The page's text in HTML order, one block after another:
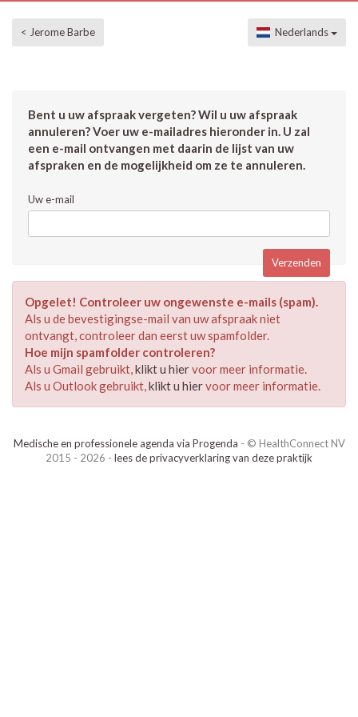
< Jerome Barbe Nederlands
Bent u uw afspraak vergeten? Wil u uw afspraak
annuleren? Voer uw e-mailadres hieronder in. U zal
een e-mail ontvangen met daarin de lijst van uw
afspraken en de mogelijkheid om ze te annuleren.
Uw e-mail
Opgelet! Controleer uw ongewenste e-mails (spam).
Als u de bevestigingse-mail van uw afspraak niet
ontvangt, controleer dan eerst uw spamfolder.
Hoe mijn spamfolder controleren?
Als u Gmail gebruikt,klikt u hiervoor meer informatie.
Als u Outlook gebruikt,klikt u hiervoor meer informatie.
Medische en professionele agenda via Progenda - © HealthConnect NV
2015 - 2026 - lees de privacyverklaring van deze praktijk